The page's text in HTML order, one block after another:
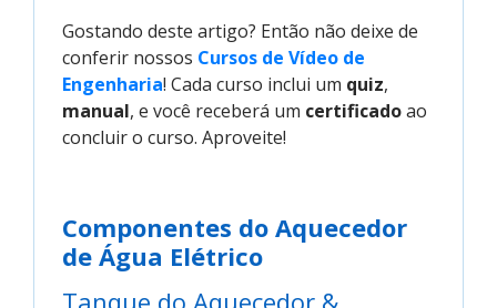
Gostando deste artigo? Então não deixe de
conferir nossos Cursos de Vídeo de
Engenharia! Cada curso inclui um quiz,
manual, e você receberá um certificadoao
concluir o curso. Aproveite!
Componentes do Aquecedor
de Água Elétrico
Tanque do Aquecedor &